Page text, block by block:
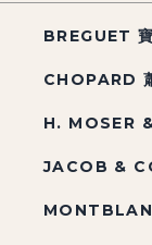
BREGUET
CHOPARD
H. MOSER
JACOB &